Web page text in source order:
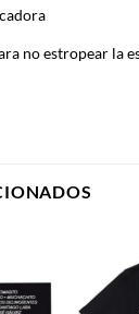
no estropear la